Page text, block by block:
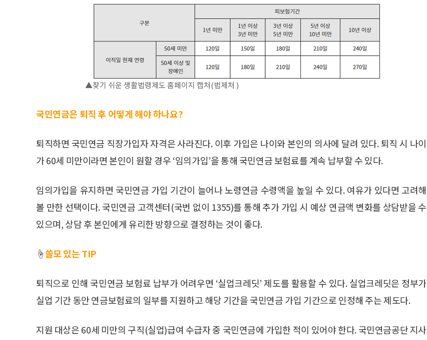
▲찾기 쉬운 생활법령제도 홈페이지 캡처(법제처 )
국민연금은 퇴직 후 어떻게 해야 하나요?
퇴직하면 국민연금 직장가입자 자격은 사라진다. 이후 가입은 나이와 본인의 의사에 달려 있다. 퇴직 시 나이
가 60세 미만이라면 본인이 원할 경우 ‘임의가입’을 통해 국민연금 보험료를 계속 납부할 수 있다.
임의가입을 유지하면 국민연금 가입 기간이 늘어나 노령연금 수령액을 높일 수 있다. 여유가 있다면 고려해
볼 만한 선택이다. 국민연금 고객센터(국번 없이 1355)를 통해 추가 가입 시 예상 연금액 변화를 상담받을 수
있으며, 상담 후 본인에게 유리한 방향으로 결정하는 것이 좋다.
☝️쓸모 있는 TIP
퇴직으로 인해 국민연금 보험료 납부가 어려우면 ‘실업크레딧’ 제도를 활용할 수 있다. 실업크레딧은 정부가
실업 기간 동안 연금보험료의 일부를 지원하고 해당 기간을 국민연금 가입 기간으로 인정해 주는 제도다.
지원 대상은 60세 미만의 구직(실업)급여 수급자 중 국민연금에 가입한 적이 있어야 한다. 국민연금공단 지사